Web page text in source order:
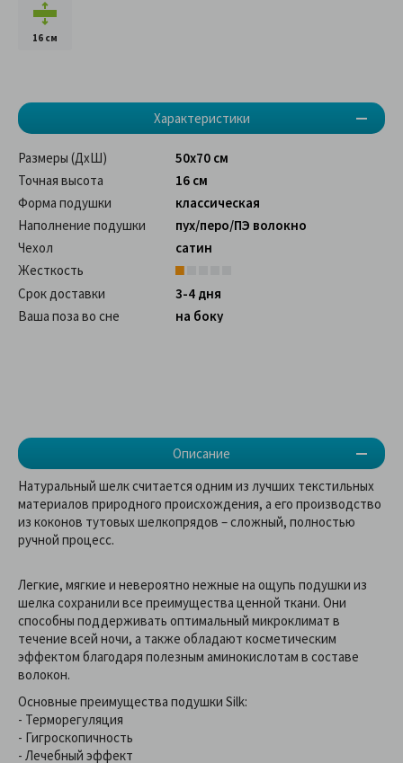
16 см
Характеристики
Описание
Размеры (ДхШ)
50х70 см
Точная высота
16 см
Форма подушки
классическая
Наполнение подушки
пух/перо/ПЭ волокно
Чехол
сатин
Жесткость
Срок доставки
3-4 дня
Ваша поза во сне
на боку
Натуральный шелк считается одним из лучших текстильных
материалов природного происхождения, а его производство
из коконов тутовых шелкопрядов – сложный, полностью
ручной процесс.
Легкие, мягкие и невероятно нежные на ощупь подушки из
шелка сохранили все преимущества ценной ткани. Они
способны поддерживать оптимальный микроклимат в
течение всей ночи, а также обладают косметическим
эффектом благодаря полезным аминокислотам в составе
волокон.
Основные преимущества подушки Silk:
- Терморегуляция
- Гигроскопичность
- Лечебный эффект